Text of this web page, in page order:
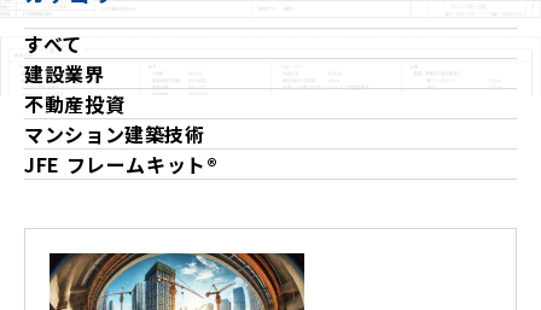
すべて
建設業界
不動産投資
マンション建築技術
JFE フレームキット®